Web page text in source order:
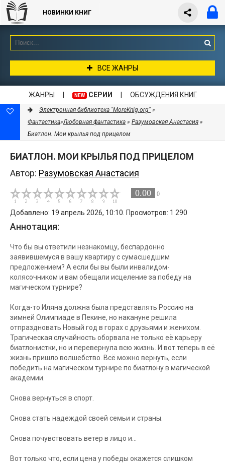
НОВИНКИ КНИГ
ВСЕ ЖАНРЫ
ЖАНРЫ NEW СЕРИИ ОБСУЖДЕНИЯ КНИГ
Электронная библиотека "MoreKnig.org" »
Фантастика»Любовная фантастика » Разумовская Анастасия »
Биатлон. Мои крылья под прицелом
БИАТЛОН. МОИ КРЫЛЬЯ ПОД ПРИЦЕЛОМ
Автор: Разумовская Анастасия
0.00 0
Добавлено: 19 апрель 2026, 10:10. Просмотров: 1 290
Аннотация:
Что бы вы ответили незнакомцу, беспардонно
заявившемуся в вашу квартиру с сумасшедшим
предложением? А если бы вы были инвалидом-
колясочником и вам обещали исцеление за победу на
магическом турнире?
Когда-то Иляна должна была представлять Россию на
зимней Олимпиаде в Пекине, но накануне решила
отпраздновать Новый год в горах с друзьями и женихом.
Трагическая случайность оборвала не только её карьеру
биатлонистки, но и перевернула всю жизнь. И вот теперь в её
жизнь пришло волшебство. Всё можно вернуть, если
победить на магическом турнире по биатлону в магической
академии.
Снова вернуться в спорт.
Снова стать надеждой своей семьи и страны.
Снова почувствовать ветер в лицо и...
Вот только что, если цена у победы окажется слишком